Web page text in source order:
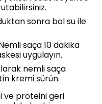
sonra bol su ile
saça 10 dakika
uygulayın.
nemli saça
kremi sürün.
ve proteini geri